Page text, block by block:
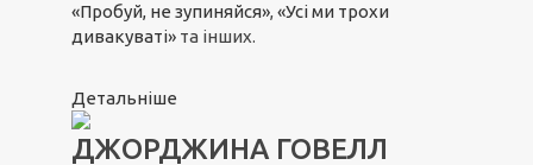
«Пробуй, не зупиняйся», «Усі ми трохи
дивакуваті» та інших.
Детальніше
ДЖОРДЖИНА ГОВЕЛЛ